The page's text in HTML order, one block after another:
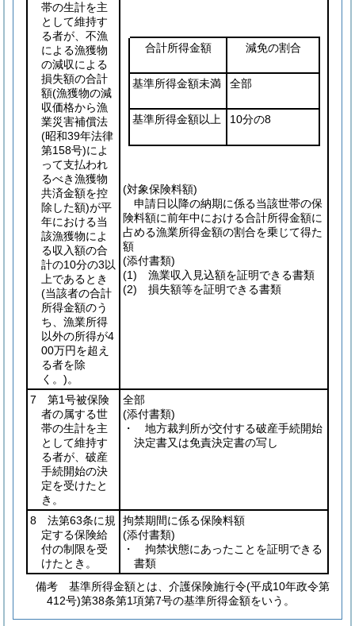
帯の生計を主
として維持す
る者が、不漁
による漁獲物
の減収による
損失額の合計
額(漁獲物の減
収価格から漁
業災害補償法
(昭和39年法律
第158号)によ
って支払われ
るべき漁獲物
共済金額を控
除した額)が平
年における当
該漁獲物によ
る収入額の合
計の10分の3以
上であるとき
(当該者の合計
所得金額のう
ち、漁業所得
以外の所得が4
00万円を超え
る者を除
く。)。
合計所得金額 減免の割合
基準所得金額未満 全部
基準所得金額以上 10分の8
(対象保険料額)
申請日以降の納期に係る当該世帯の保
険料額に前年中における合計所得金額に
占める漁業所得金額の割合を乗じて得た
額
(添付書類)
(1) 漁業収入見込額を証明できる書類
(2) 損失額等を証明できる書類
7 第1号被保険
者の属する世
帯の生計を主
として維持す
る者が、破産
手続開始の決
定を受けたと
き。
全部
(添付書類)
・ 地方裁判所が交付する破産手続開始
決定書又は免責決定書の写し
8 法第63条に規
定する保険給
付の制限を受
けたとき。
拘禁期間に係る保険料額
(添付書類)
・ 拘禁状態にあったことを証明できる
書類
備考 基準所得金額とは、介護保険施行令(平成10年政令第
412号)第38条第1項第7号の基準所得金額をいう。